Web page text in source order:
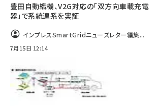
豊田自動織機、V2G対応の「双方向車載充電
器」で系統連系を実証
インプレスSmartGridニューズレター編集...
7月15日 12:14